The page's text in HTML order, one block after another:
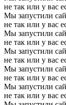
не так или у вас
Мы запустили
не так или у вас
Мы запустили
не так или у вас
Мы запустили
не так или у вас
Мы запустили
не так или у вас
Мы запустили
не так или у вас